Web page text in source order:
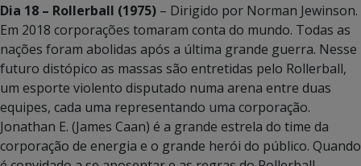
Dia 18 – Rollerball (1975) – Dirigido por Norman Jewinson.
Em 2018 corporações tomaram conta do mundo. Todas as
nações foram abolidas após a última grande guerra. Nesse
futuro distópico as massas são entretidas pelo Rollerball,
um esporte violento disputado numa arena entre duas
equipes, cada uma representando uma corporação.
Jonathan E. (James Caan) é a grande estrela do time da
corporação de energia e o grande herói do público. Quando